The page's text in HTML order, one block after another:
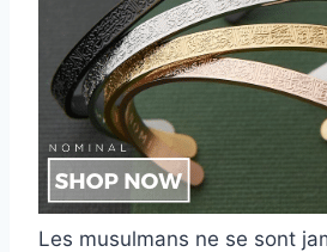
Les musulmans ne se sont